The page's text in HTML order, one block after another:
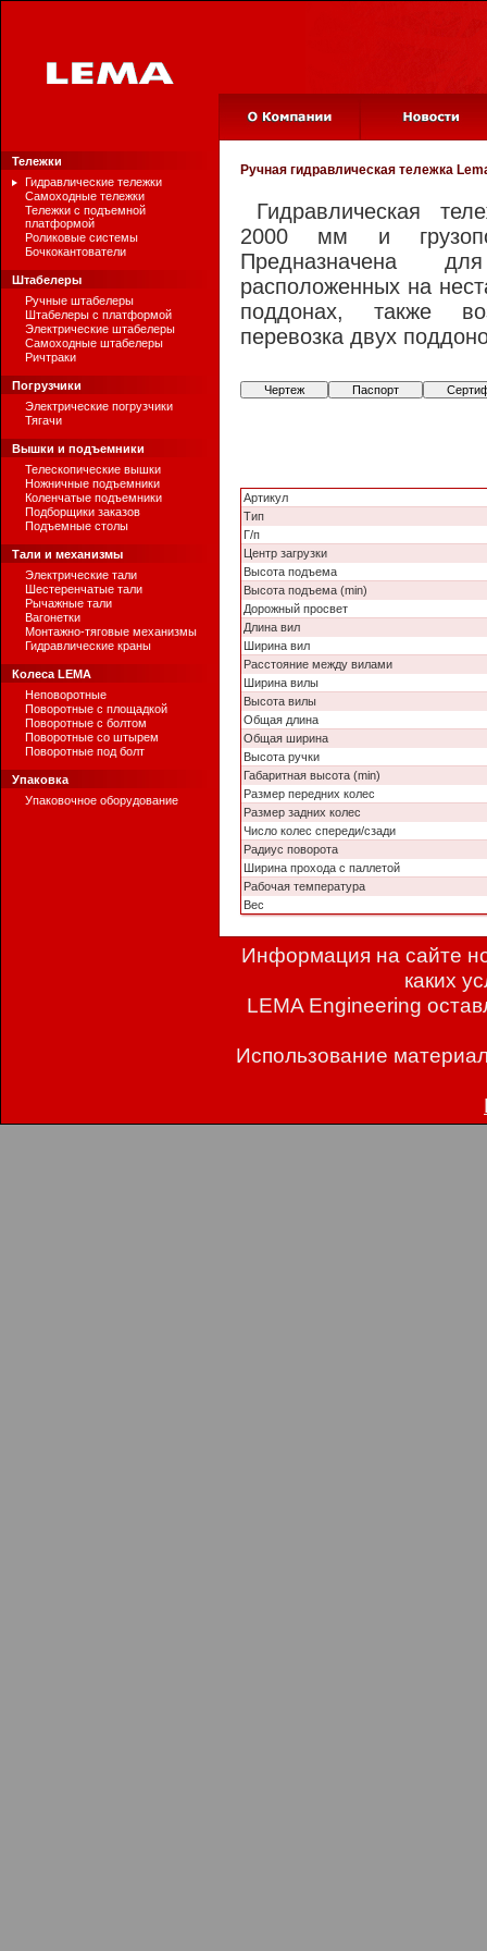
Тележки
Гидравлические тележки
Самоходные тележки
Тележки с подъемной
платформой
Роликовые системы
Бочкокантователи
Штабелеры
Ручные штабелеры
Штабелеры с платформой
Электрические штабелеры
Самоходные штабелеры
Ричтраки
Погрузчики
Электрические погрузчики
Тягачи
Вышки и подъемники
Телескопические вышки
Ножничные подъемники
Коленчатые подъемники
Подборщики заказов
Подъемные столы
Тали и механизмы
Электрические тали
Шестеренчатые тали
Рычажные тали
Вагонетки
Монтажно-тяговые механизмы
Гидравлические краны
Колеса LEMA
Неповоротные
Поворотные с площадкой
Поворотные с болтом
Поворотные со штырем
Поворотные под болт
Упаковка
Упаковочное оборудование
Ручная гидравлическая тележка
Гидравлическая
2000 мм и
Предназначена
расположенных на
поддонах, также
перевозка двух
Чертеж Паспорт
Артикул
Тип
Г/п
Центр загрузки
Высота подъема
Высота подъема (min)
Дорожный просвет
Длина вил
Ширина вил
Расстояние между вилами
Ширина вилы
Высота вилы
Общая длина
Общая ширина
Высота ручки
Габаритная высота (min)
Размер передних колес
Размер задних колес
Число колес спереди/сзади
Радиус поворота
Ширина прохода с паллетой
Рабочая температура
Вес
Информация на сайте
каких
LEMA Engineering
Использование